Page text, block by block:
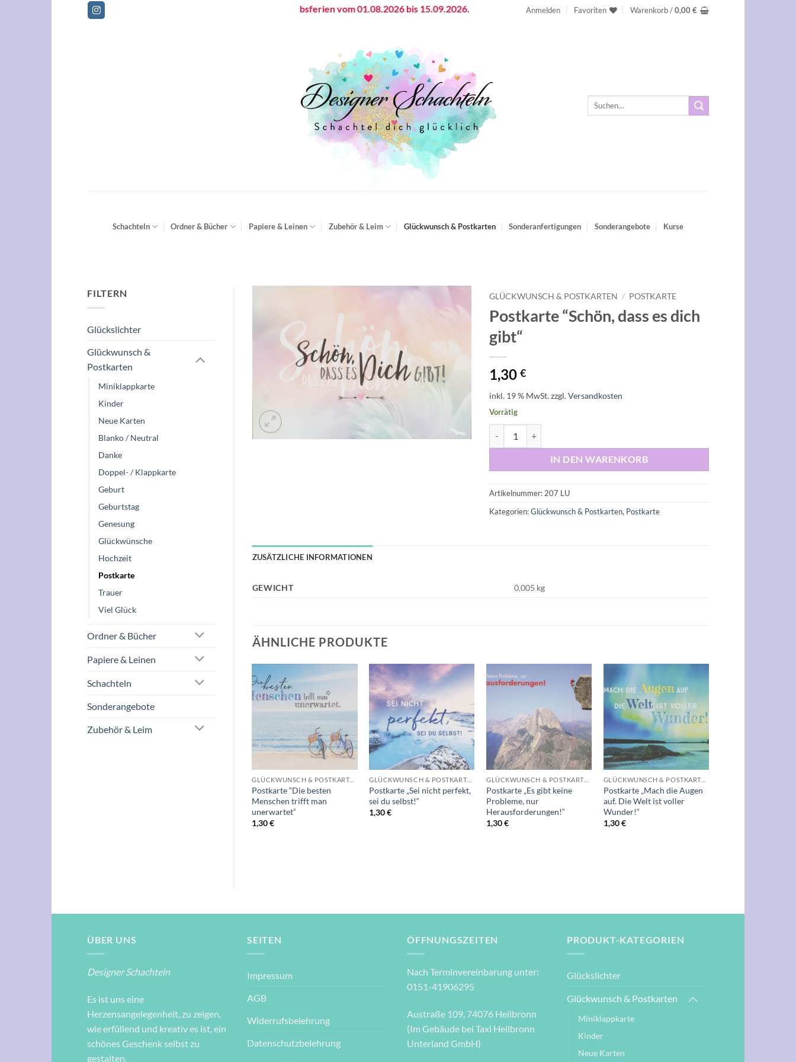
Betriebsferien vom 01.08.2026 bis 15.09.2026. Anmelden Favoriten Warenkorb /0,00€
Suchen
Schachteln Ordner & Bücher Papiere & Leinen Zubehör & Leim Glückwunsch & Postkarten Sonderanfertigungen Sonderangebote Kurse
FILTERN
Glückslichter
Glückwunsch &
Postkarten
Miniklappkarte
Kinder
Neue Karten
Blanko / Neutral
Danke
Doppel- / Klappkarte
Geburt
Geburtstag
Genesung
Glückwünsche
Hochzeit
Postkarte
Trauer
Viel Glück
Ordner & Bücher
Papiere & Leinen
Schachteln
Sonderangebote
Zubehör & Leim
GLÜCKWUNSCH & POSTKARTEN / POSTKARTE
Postkarte “Schön, dass es dich
gibt“
1,30€
inkl. 19 % MwSt.zzgl.Versandkosten
Vorrätig
IN DEN WARENKORB
Artikelnummer: 207 LU
Kategorien:Glückwunsch & Postkarten, Postkarte
ZUSÄTZLICHE INFORMATIONEN
GEWICHT 0,005 kg
ÄHNLICHE PRODUKTE
Auf die
Wunschliste
GLÜCKWUNSCH & POSTKARTEN
Postkarte “Die besten
Menschen trifft man
unerwartet“
1,30€
Wunschliste
GLÜCKWUNSCH & POSTKARTEN
Postkarte „Sei nicht perfekt,
sei du selbst!“
1,30€
Auf die
Wunschliste
+
GLÜCKWUNSCH & POSTKARTEN
Postkarte „Es gibt keine
Probleme, nur
Herausforderungen!“
1,30€
Auf die
Wunschliste
+
GLÜCKWUNSCH & POSTKARTEN
Postkarte „Mach die Augen
auf. Die Welt ist voller
Wunder!“
1,30€
Wunschliste
ÜBER UNS
Designer Schachteln
Es ist uns eine
Herzensangelegenheit, zu zeigen,
wie erfüllend und kreativ es ist, ein
schönes Geschenk selbst zu
gestalten.
SEITEN
Impressum
AGB
Widerrufsbelehrung
Datenschutzbelehrung
ÖFFNUNGSZEITEN
Nach Terminvereinbarung unter:
0151-41906295
Austraße 109, 74076 Heilbronn
(Im Gebäude bei Taxi Heilbronn
Unterland GmbH)
PRODUKT-KATEGORIEN
Glückslichter
Glückwunsch & Postkarten
Miniklappkarte
Kinder
Neue Karten